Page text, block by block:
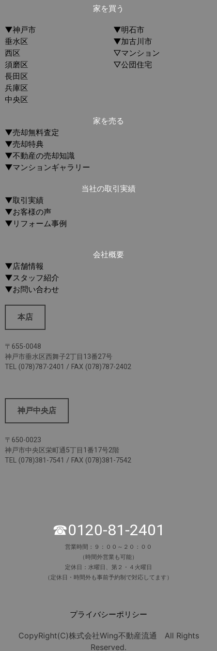
家を買う
▼神戸市
垂水区
西区
須磨区
長田区
兵庫区
中央区
▼明石市
▼加古川市
▽マンション
▽公団住宅
家を売る
▼売却無料査定
▼売却特典
▼不動産の売却知識
▼マンションギャラリー
当社の取引実績
▼取引実績
▼お客様の声
▼リフォーム事例
会社概要
▼店舗情報
▼スタッフ紹介
▼お問い合わせ
本店
〒655-0048
神戸市垂水区西舞子2丁目13番27号
TEL (078)787-2401 / FAX (078)787-2402
神戸中央店
〒650-0023
神戸市中央区栄町通5丁目1番17号2階
TEL (078)381-7541 / FAX (078)381-7542
☎0120-81-2401
営業時間：９：００～２０：００
（時間外営業も可能）
定休日：水曜日、第２・４火曜日
（定休日・時間外も事前予約制で対応してます）
プライバシーポリシー
CopyRight(C)株式会社Wing不動産流通 All Rights
Reserved.